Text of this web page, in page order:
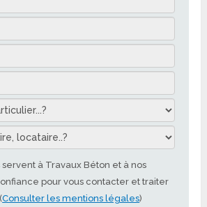
à Travaux Béton et à nos
pour vous contacter et traiter
Consulter les mentions légales)